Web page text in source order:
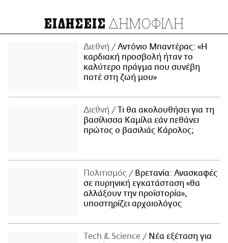
ΕΙΔΗΣΕΙΣ ΔΗΜΟΦΙΛΗ
Διεθνή
Αντόνιο Μπαντέρας: «Η
καρδιακή προσβολή ήταν το
καλύτερο πράγμα που συνέβη
ποτέ στη ζωή μου»
Διεθνή
Τι θα ακολουθήσει για τη
βασίλισσα Καμίλα εάν πεθάνει
πρώτος ο βασιλιάς Κάρολος;
Πολιτισμός
Βρετανία: Ανασκαφές
σε πυρηνική εγκατάσταση «θα
αλλάξουν την προϊστορία»,
υποστηρίζει αρχαιολόγος
Τech & Science
Νέα εξέταση για